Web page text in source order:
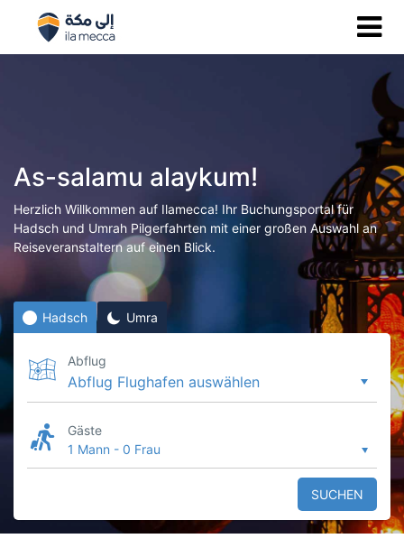
As-salamu alaykum!
Herzlich Willkommen auf Ilamecca! Ihr Buchungsportal für
Hadsch und Umrah Pilgerfahrten mit einer großen Auswahl an
Reiseveranstaltern auf einen Blick.
Hadsch Umra
Abflug
Gäste
1 Mann - 0 Frau
SUCHEN